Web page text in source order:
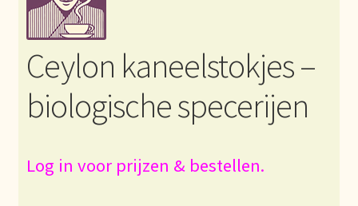
Bezahlung und Rabatte
Bienvenue dans notre commerce de gros de thé !
Bio-Zertifikate
Ceylon kaneelstokjes –
biologische specerijen
Log in voor prijzen & bestellen.